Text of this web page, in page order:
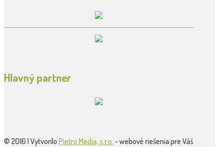
Hlavný partner
© 2016 | Vytvorilo Pietro Media, s.r.o. - webové riešenia pre Váš